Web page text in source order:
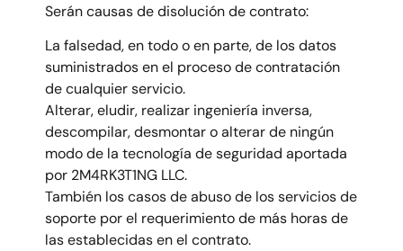
Serán causas de disolución de contrato:
La falsedad, en todo o en parte, de los datos
suministrados en el proceso de contratación
de cualquier servicio.
Alterar, eludir, realizar ingeniería inversa,
descompilar, desmontar o alterar de ningún
modo de la tecnología de seguridad aportada
por 2M4RK3T1NG LLC.
También los casos de abuso de los servicios de
soporte por el requerimiento de más horas de
las establecidas en el contrato.